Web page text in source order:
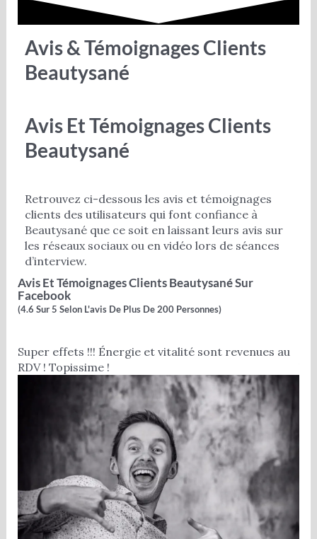
Avis & Témoignages Clients
Beautysané
Avis Et Témoignages Clients
Beautysané
Retrouvez ci-dessous les avis et témoignages
clients des utilisateurs qui font confiance à
Beautysané que ce soit en laissant leurs avis sur
les réseaux sociaux ou en vidéo lors de séances
d’interview.
Avis Et Témoignages Clients Beautysané Sur
Facebook
(4.6 Sur 5 Selon L'avis De Plus De 200 Personnes)
Super effets !!! Énergie et vitalité sont revenues au
RDV ! Topissime !